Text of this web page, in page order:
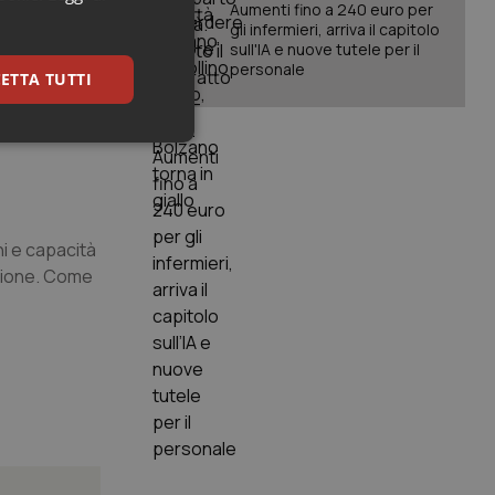
questo
e capacità
Come
Aumenti fino a 240 euro per
gli infermieri, arriva il capitolo
sull'IA e nuove tutele per il
personale
TUTTI